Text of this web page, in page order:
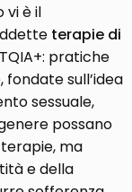
vi è il
terapie di
pratiche
sull’idea
sessuale,
possano
ma
e della